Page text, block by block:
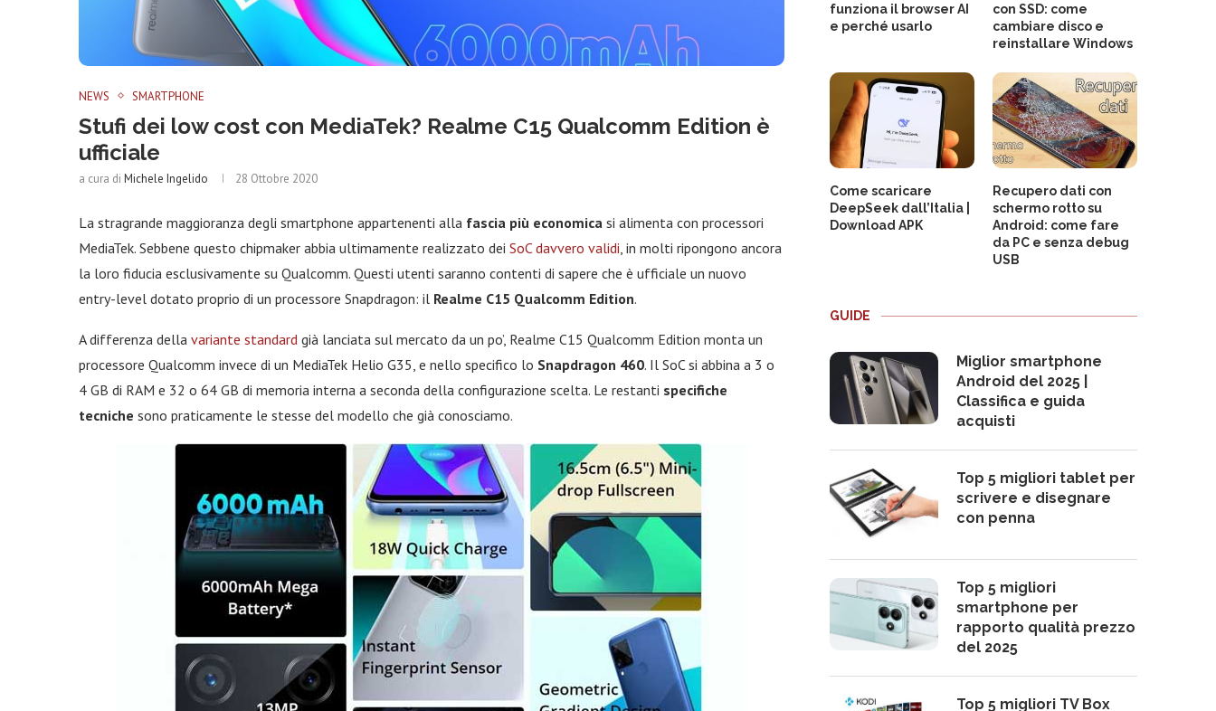
NEWS SMARTPHONE
Stufi dei low cost con MediaTek? Realme C15 Qualcomm Edition è
ufficiale
a cura di Michele Ingelido 28 Ottobre 2020
La stragrande maggioranza degli smartphone appartenenti alla fascia più economica si alimenta con processori
MediaTek. Sebbene questo chipmaker abbia ultimamente realizzato dei SoC davvero validi , in molti ripongono ancora
la loro fiducia esclusivamente su Qualcomm. Questi utenti saranno contenti di sapere che è ufficiale un nuovo
entry-level dotato proprio di un processore Snapdragon: il Realme C15 Qualcomm Edition.
A differenza della variante standard già lanciata sul mercato da un po’, Realme C15 Qualcomm Edition monta un
processore Qualcomm invece di un MediaTek Helio G35, e nello specifico lo Snapdragon 460. Il SoC si abbina a 3 o
4 GB di RAM e 32 o 64 GB di memoria interna a seconda della configurazione scelta. Le restanti specifiche
tecniche sono praticamente le stesse del modello che già conosciamo.
funziona il browser AI
e perché usarlo
con SSD: come
cambiare disco e
reinstallare Windows
Come scaricare
DeepSeek dall’Italia |
Download APK
Recupero dati con
schermo rotto su
Android: come fare
da PC e senza debug
USB
GUIDE
Miglior smartphone
Android del 2025 |
Classifica e guida
acquisti
Top 5 migliori tablet per
scrivere e disegnare
con penna
Top 5 migliori
smartphone per
rapporto qualità prezzo
del 2025
Top 5 migliori TV Box